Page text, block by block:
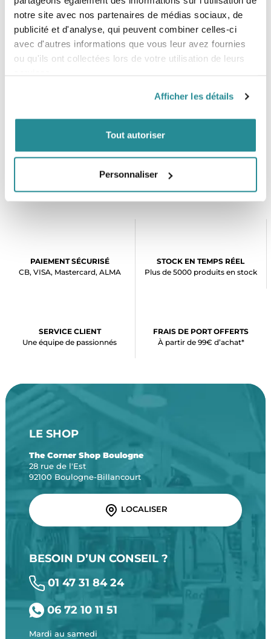
notre site avec nos partenaires de médias sociaux, de
publicité et d'analyse, qui peuvent combiner celles-ci
avec d'autres informations que vous leur avez fournies
ou qu'ils ont collectées lors de votre utilisation de leurs
Afficher les détails
Tout autoriser
Personnaliser
porter.
- S
- M
- XL
-XXL
PAIEMENT SÉCURISÉ
CB, VISA, Mastercard, ALMA
STOCK EN TEMPS RÉEL
Plus de 5000 produits en stock
SERVICE CLIENT
Une équipe de passionnés
FRAIS DE PORT OFFERTS
À partir de 99€ d’achat*
LE SHOP
The Corner Shop Boulogne
28 rue de l'Est
92100 Boulogne-Billancourt
LOCALISER
BESOIN D’UN CONSEIL ?
01 47 31 84 24
06 72 10 11 51
Mardi au samedi